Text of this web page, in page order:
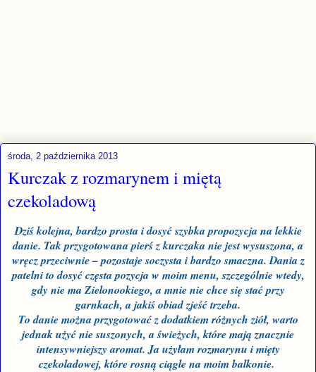
środa, 2 października 2013
Kurczak z rozmarynem i miętą
czekoladową
Dziś kolejna, bardzo prosta i dosyć szybka propozycja na lekkie
danie. Tak przygotowana pierś z kurczaka nie jest wysuszona, a
wręcz przeciwnie – pozostaje soczysta i bardzo smaczna. Dania z
patelni to dosyć częsta pozycja w moim menu, szczególnie wtedy,
gdy nie ma Zielonookiego, a mnie nie chce się stać przy
garnkach, a jakiś obiad zjeść trzeba.
To danie można przygotować z dodatkiem różnych ziół, warto
jednak użyć nie suszonych, a świeżych, które mają znacznie
intensywniejszy aromat. Ja użyłam rozmarynu i mięty
czekoladowej, które rosną ciągle na moim balkonie.